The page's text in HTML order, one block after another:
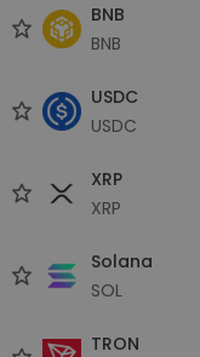
BNB
BNB
USDC
USDC
XRP
XRP
Solana
SOL
TRON